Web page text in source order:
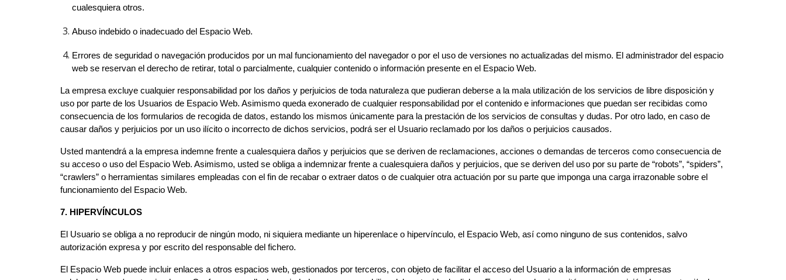
cualesquiera otros.
Abuso indebido o inadecuado del Espacio Web.
Errores de seguridad o navegación producidos por un mal funcionamiento del navegador o por el uso de versiones no actualizadas del mismo. El administrador del espacio
web se reservan el derecho de retirar, total o parcialmente, cualquier contenido o información presente en el Espacio Web.
La empresa excluye cualquier responsabilidad por los daños y perjuicios de toda naturaleza que pudieran deberse a la mala utilización de los servicios de libre disposición y
uso por parte de los Usuarios de Espacio Web. Asimismo queda exonerado de cualquier responsabilidad por el contenido e informaciones que puedan ser recibidas como
consecuencia de los formularios de recogida de datos, estando los mismos únicamente para la prestación de los servicios de consultas y dudas. Por otro lado, en caso de
causar daños y perjuicios por un uso ilícito o incorrecto de dichos servicios, podrá ser el Usuario reclamado por los daños o perjuicios causados.
Usted mantendrá a la empresa indemne frente a cualesquiera daños y perjuicios que se deriven de reclamaciones, acciones o demandas de terceros como consecuencia de
su acceso o uso del Espacio Web. Asimismo, usted se obliga a indemnizar frente a cualesquiera daños y perjuicios, que se deriven del uso por su parte de “robots”, “spiders”,
“crawlers” o herramientas similares empleadas con el fin de recabar o extraer datos o de cualquier otra actuación por su parte que imponga una carga irrazonable sobre el
funcionamiento del Espacio Web.
7. HIPERVÍNCULOS
El Usuario se obliga a no reproducir de ningún modo, ni siquiera mediante un hiperenlace o hipervínculo, el Espacio Web, así como ninguno de sus contenidos, salvo
autorización expresa y por escrito del responsable del fichero.
El Espacio Web puede incluir enlaces a otros espacios web, gestionados por terceros, con objeto de facilitar el acceso del Usuario a la información de empresas